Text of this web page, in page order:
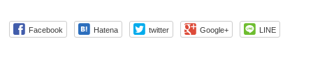
Facebook Hatena twitter Google+ LINE